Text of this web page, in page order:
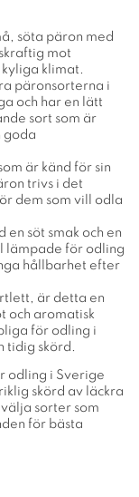
söta päron med
mot
klimat.
päronsorterna i
och har en lätt
sort som är
goda
är känd för sin
trivs i det
dem som vill odla
en söt smak och en
lämpade för odling
hållbarhet efter
är detta en
och aromatisk
för odling i
tidig skörd.
odling i Sverige
skörd av läckra
sorter som
för bästa